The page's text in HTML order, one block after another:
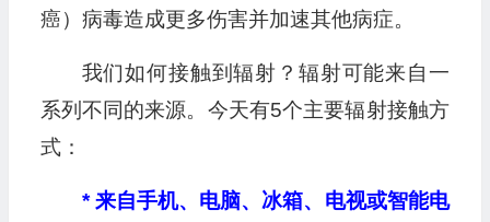
癌）病毒造成更多伤害并加速其他病症。
我们如何接触到辐射？辐射可能来自一
系列不同的来源。今天有5个主要辐射接触方
式：
* 来自手机、电脑、冰箱、电视或智能电